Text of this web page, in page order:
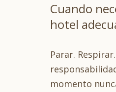
Cuando
hotel
Parar.
momento